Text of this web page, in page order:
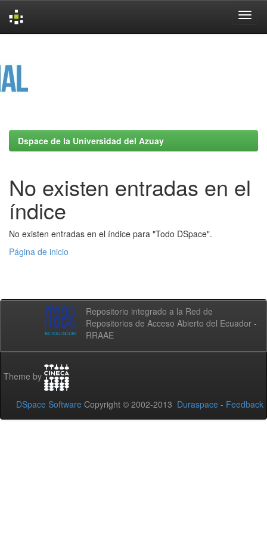
Dspace de la Universidad del Azuay
No existen entradas en el
índice
No existen entradas en el índice para "Todo DSpace".
Página de inicio
Repositorio integrado a la Red de
Repositorios de Acceso Abierto del Ecuador -
RRAAE
Theme by
DSpace Software Copyright © 2002-2013 Duraspace - Feedback